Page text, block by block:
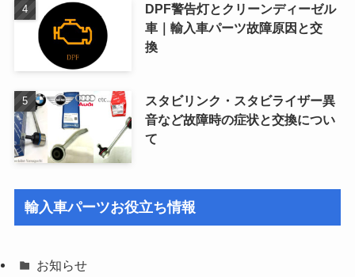
DPF警告灯とクリーンディーゼル
車｜輸入車パーツ故障原因と交
換
スタビリンク・スタビライザー異
音など故障時の症状と交換につい
て
輸入車パーツお役立ち情報
お知らせ